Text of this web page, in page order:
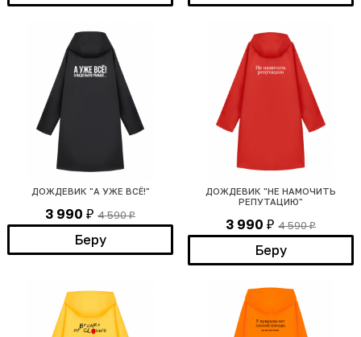
ДОЖДЕВИК "А УЖЕ ВСЁ!"
3 990 ₽ 4 590₽
Беру
ДОЖДЕВИК "НЕ НАМОЧИТЬ
РЕПУТАЦИЮ"
3 990 ₽ 4 590₽
Беру